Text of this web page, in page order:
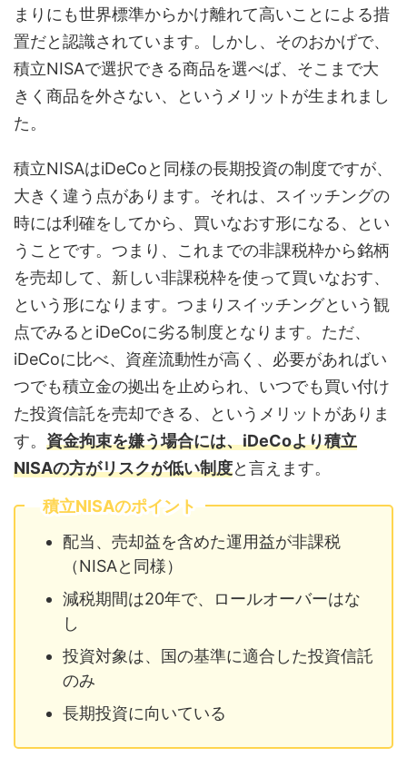
まりにも世界標準からかけ離れて高いことによる措
置だと認識されています。しかし、そのおかげで、
積立NISAで選択できる商品を選べば、そこまで大
きく商品を外さない、というメリットが生まれまし
た。
積立NISAはiDeCoと同様の長期投資の制度ですが、
大きく違う点があります。それは、スイッチングの
時には利確をしてから、買いなおす形になる、とい
うことです。つまり、これまでの非課税枠から銘柄
を売却して、新しい非課税枠を使って買いなおす、
という形になります。つまりスイッチングという観
点でみるとiDeCoに劣る制度となります。ただ、
iDeCoに比べ、資産流動性が高く、必要があればい
つでも積立金の拠出を止められ、いつでも買い付け
た投資信託を売却できる、というメリットがありま
す。 資金拘束を嫌う場合には、iDeCoより積立
NISAの方がリスクが低い制度と言えます。
積立NISAのポイント
配当、売却益を含めた運用益が非課税
（NISAと同様）
減税期間は20年で、ロールオーバーはな
し
投資対象は、国の基準に適合した投資信託
のみ
長期投資に向いている